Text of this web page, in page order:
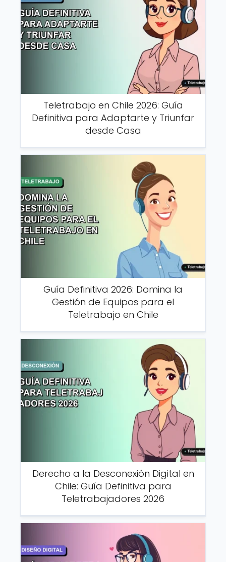
Teletrabajo en Chile 2026: Guía
Definitiva para Adaptarte y Triunfar
desde Casa
Guía Definitiva 2026: Domina la
Gestión de Equipos para el
Teletrabajo en Chile
Derecho a la Desconexión Digital en
Chile: Guía Definitiva para
Teletrabajadores 2026